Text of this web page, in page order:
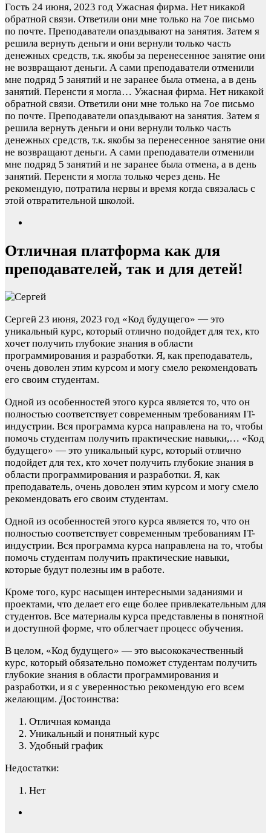
Гость 24 июня, 2023 год Ужасная фирма. Нет никакой
обратной связи. Ответили они мне только на 7ое письмо
по почте. Преподаватели опаздывают на занятия. Затем я
решила вернуть деньги и они вернули только часть
денежных средств, т.к. якобы за перенесенное занятие они
не возвращают деньги. А сами преподаватели отменили
мне подряд 5 занятий и не заранее была отмена, а в день
занятий. Перенсти я могла… Ужасная фирма. Нет никакой
обратной связи. Ответили они мне только на 7ое письмо
по почте. Преподаватели опаздывают на занятия. Затем я
решила вернуть деньги и они вернули только часть
денежных средств, т.к. якобы за перенесенное занятие они
не возвращают деньги. А сами преподаватели отменили
мне подряд 5 занятий и не заранее была отмена, а в день
занятий. Перенсти я могла только через день. Не
рекомендую, потратила нервы и время когда связалась с
этой отвратительной школой.
Отличная платформа как для
преподавателей, так и для детей!
Сергей 23 июня, 2023 год «Код будущего» — это
уникальный курс, который отлично подойдет для тех, кто
хочет получить глубокие знания в области
программирования и разработки. Я, как преподаватель,
очень доволен этим курсом и могу смело рекомендовать
его своим студентам.
Одной из особенностей этого курса является то, что он
полностью соответствует современным требованиям IT-
индустрии. Вся программа курса направлена на то, чтобы
помочь студентам получить практические навыки,… «Код
будущего» — это уникальный курс, который отлично
подойдет для тех, кто хочет получить глубокие знания в
области программирования и разработки. Я, как
преподаватель, очень доволен этим курсом и могу смело
рекомендовать его своим студентам.
Одной из особенностей этого курса является то, что он
полностью соответствует современным требованиям IT-
индустрии. Вся программа курса направлена на то, чтобы
помочь студентам получить практические навыки,
которые будут полезны им в работе.
Кроме того, курс насыщен интересными заданиями и
проектами, что делает его еще более привлекательным для
студентов. Все материалы курса представлены в понятной
и доступной форме, что облегчает процесс обучения.
В целом, «Код будущего» — это высококачественный
курс, который обязательно поможет студентам получить
глубокие знания в области программирования и
разработки, и я с уверенностью рекомендую его всем
желающим. Достоинства:
Отличная команда
Уникальный и понятный курс
Удобный график
Недостатки:
Нет